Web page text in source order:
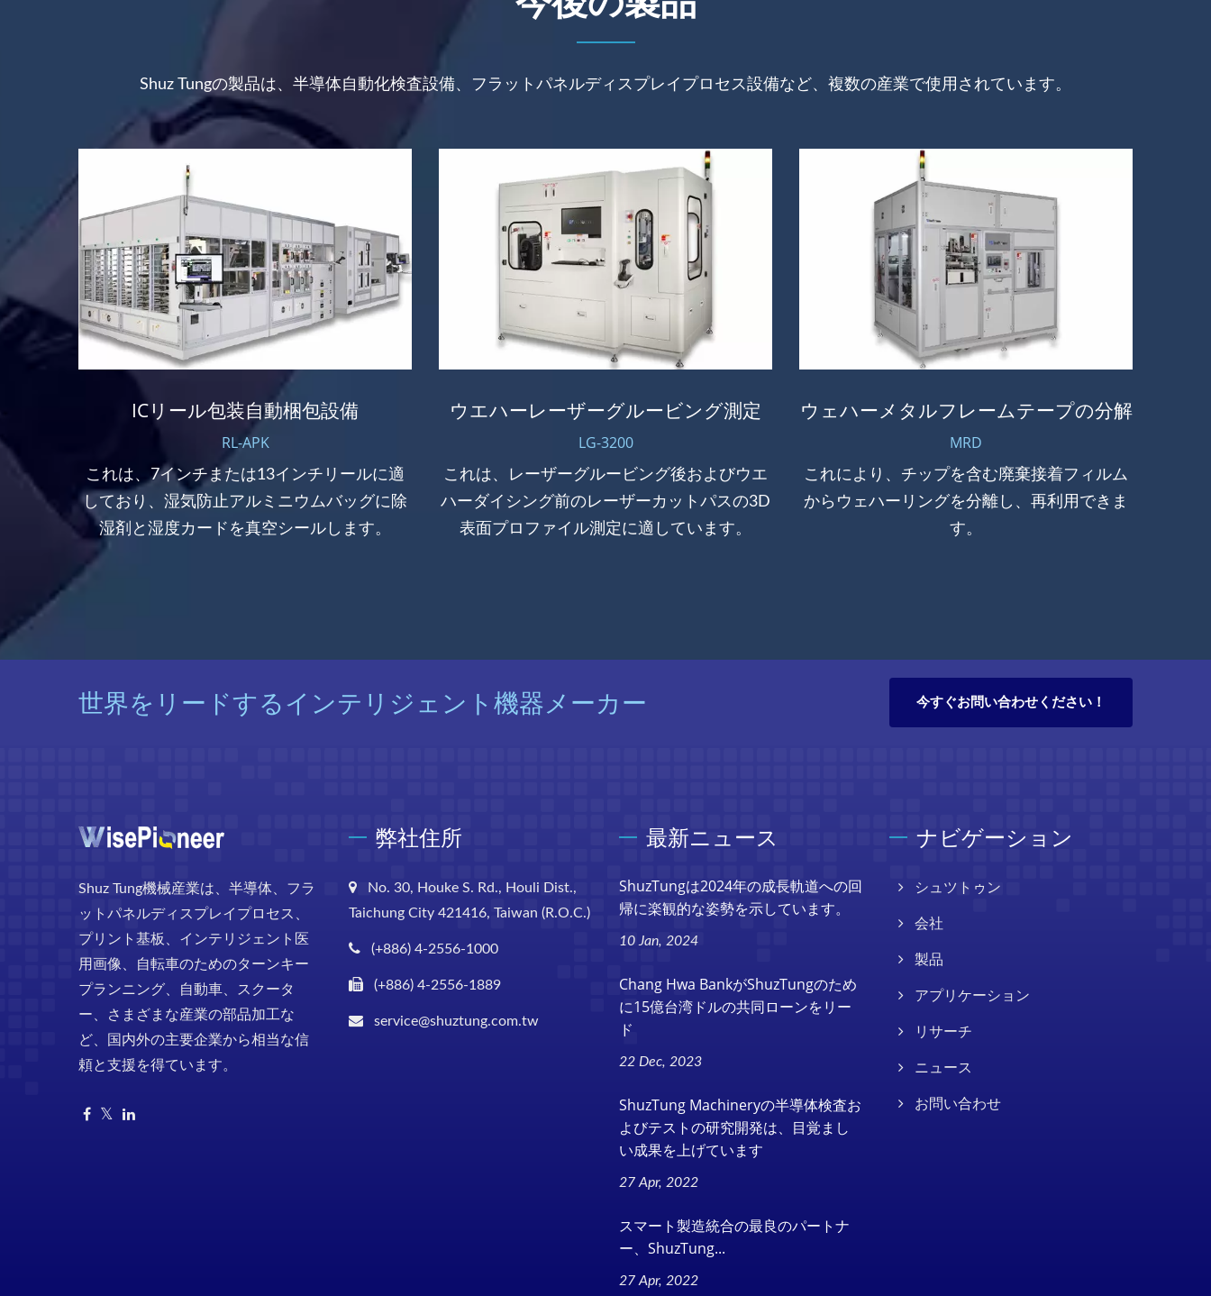
Shuz Tungの製品は、半導体自動化検査設備、フラットパネルディスプレイプロセス設備など、複数の産業で使用されています。
OQC
、8イ
ICリール包装自動梱包設備
RL-APK
これは、7インチまたは13インチリールに適
しており、湿気防止アルミニウムバッグに除
湿剤と湿度カードを真空シールします。
ウエハーレーザーグルービング測定
LG-3200
これは、レーザーグルービング後およびウエ
ハーダイシング前のレーザーカットパスの3D
表面プロファイル測定に適しています。
ウェハーメタルフレームテープの分解
MRD
これにより、チップを含む廃棄接着フィルム
からウェハーリングを分離し、再利用できま
す。
世界をリードするインテリジェント機器メーカー 今すぐお問い合わせください！
Shuz Tung機械産業は、半導体、フラ
ットパネルディスプレイプロセス、
プリント基板、インテリジェント医
用画像、自転車のためのターンキー
プランニング、自動車、スクータ
ー、さまざまな産業の部品加工な
ど、国内外の主要企業から相当な信
頼と支援を得ています。
弊社住所
No. 30, Houke S. Rd., Houli Dist.,
Taichung City 421416, Taiwan (R.O.C.)
(+886) 4-2556-1000
(+886) 4-2556-1889
service@shuztung.com.tw
最新ニュース
ShuzTungは2024年の成長軌道への回
帰に楽観的な姿勢を示しています。
10 Jan, 2024
Chang Hwa BankがShuzTungのため
に15億台湾ドルの共同ローンをリー
ド
22 Dec, 2023
ShuzTung Machineryの半導体検査お
よびテストの研究開発は、目覚まし
い成果を上げています
27 Apr, 2022
スマート製造統合の最良のパートナ
ー、ShuzTung...
27 Apr, 2022
ナビゲーション
シュツトゥン
会社
製品
アプリケーション
リサーチ
ニュース
お問い合わせ